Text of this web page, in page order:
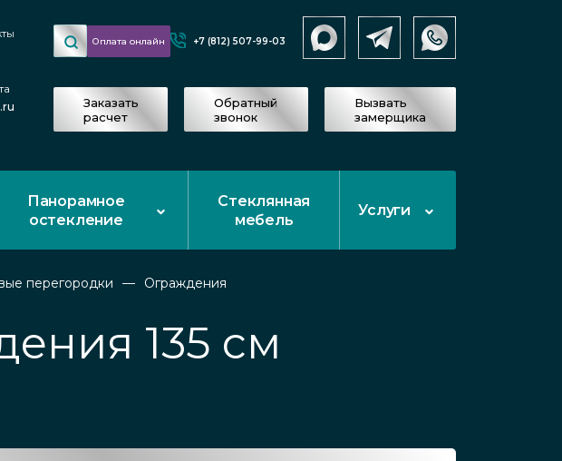
Оплата онлайн +7 (812) 507-99-03
Заказать
расчет
Обратный
звонок
Вызвать
замерщика
Панорамное
остекление
Стеклянная
мебель
Услуги
перегородки Ограждения
135 см